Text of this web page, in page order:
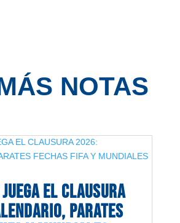
NOTAS
EL CLAUSURA
PARATES